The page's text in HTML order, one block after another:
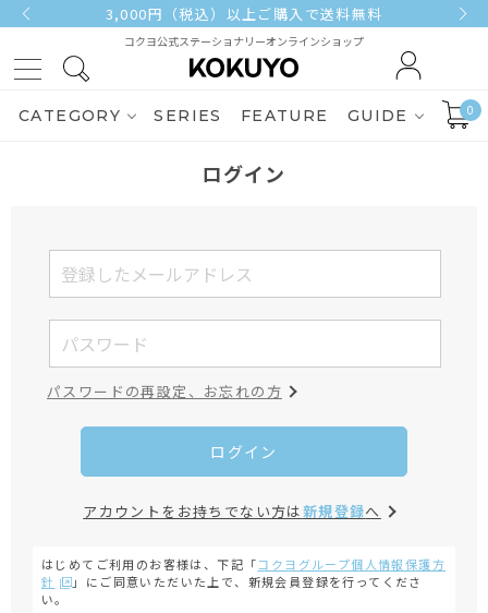
3,000円（税込）以上ご購入で送料無料
コクヨ公式ステーショナリーオンラインショップ
CATEGORY SERIES FEATURE GUIDE 0
ログイン
パスワードの再設定、お忘れの方
ログイン
アカウントをお持ちでない方は新規登録へ
はじめてご利用のお客様は、下記「コクヨグループ個人情報保護方
針
」にご同意いただいた上で、新規会員登録を行ってくださ
い。